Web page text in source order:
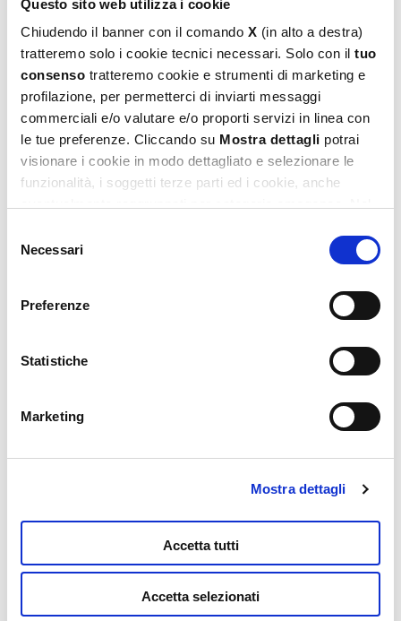
Questo sito web utilizza i cookie
Chiudendo il banner con il comando X (in alto a destra)
tratteremo solo i cookie tecnici necessari. Solo con il tuo
consenso tratteremo cookie e strumenti di marketing e
profilazione, per permetterci di inviarti messaggi
commerciali e/o valutare e/o proporti servizi in linea con
le tue preferenze. Cliccando su Mostra dettagli potrai
visionare i cookie in modo dettagliato e selezionare le
funzionalità, i soggetti terze parti ed i cookie, anche
Privacy e Cookie Policy,
dove potrai avere maggiori
informazioni e modificare le tue scelte. Potrai verificare e
modificare i tuoi consensi anche cliccando sul simbolo
della graffetta presente su ogni pagina
delNecessari
Preferenze
Statistiche
Marketing
Mostra dettagli
Accetta tutti
Accetta selezionati
Barbie Puzzle Maxifloor 4 X 48
10,99 €
Aggiungi al carrello